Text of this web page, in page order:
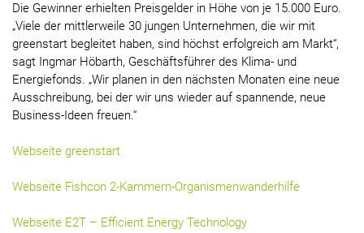
Die Gewinner erhielten Preisgelder in Höhe von je 15.000 Euro.
„Viele der mittlerweile 30 jungen Unternehmen, die wir mit
greenstart begleitet haben, sind höchst erfolgreich am Markt“,
sagt Ingmar Höbarth, Geschäftsführer des Klima- und
Energiefonds. „Wir planen in den nächsten Monaten eine neue
Ausschreibung, bei der wir uns wieder auf spannende, neue
Business-Ideen freuen.“
Webseite greenstart
Webseite Fishcon 2-Kammern-Organismenwanderhilfe
Webseite E2T – Efficient Energy Technology